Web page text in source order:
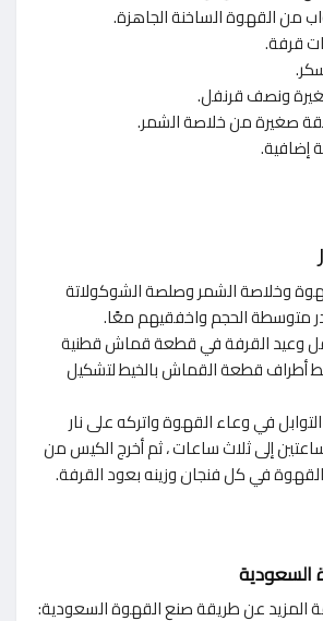
من القهوة الساخنة الجاهزة.
قرفة.
ونصف قرنفل.
صغيرة من خلاصة الشمر.
إضافية.
وخلاصة الشمر وصلصة الشوكولاتة
متوسطة الحجم واخفقيهم معًا.
وعيد القرفة في قطعة قماش قطنية
أطراف قطعة القماش بالخيط لتشكيل
في وعاء القهوة واتركه على نار
إلى ثلاث ساعات ، ثم أخرج الكيس من
في كل فنجان وزينه بعود القرفة.
السعودية
المزيد عن طريقة صنع القهوة السعودية: